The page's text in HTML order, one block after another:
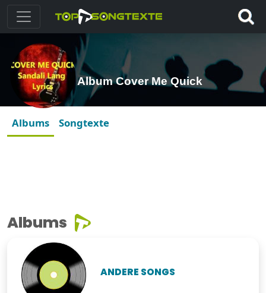
Album Cover Me Quick
Albums Songtexte
Albums
ANDERE SONGS